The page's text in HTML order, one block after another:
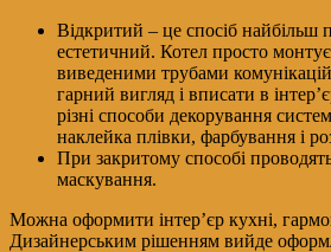
Відкритий – це спосіб найбільш
естетичний. Котел просто
виведеними трубами
гарний вигляд і вписати в
різні способи декорування
наклейка плівки, фарбування і
При закритому способі
маскування.
Можна оформити інтер’єр кухні,
Дизайнерським рішенням вийде